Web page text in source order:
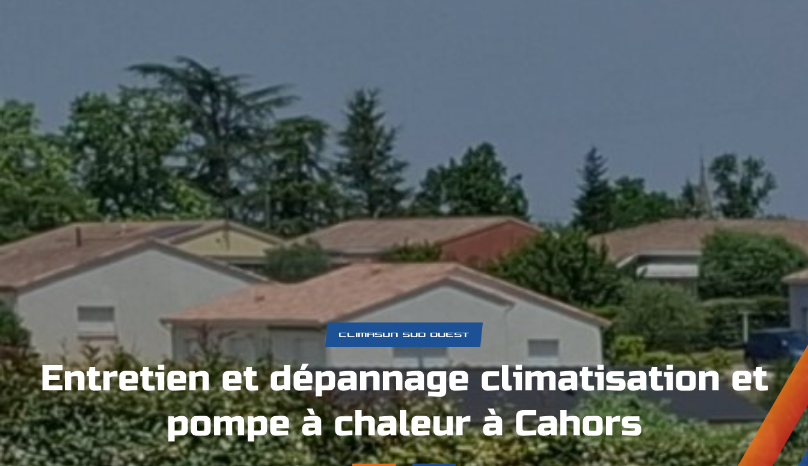
CLIMASUN SUD OUEST
Entretien et dépannage climatisation et
pompe à chaleur à Cahors